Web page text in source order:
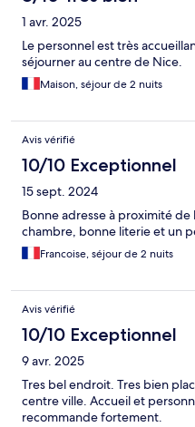
1 avr. 2025
Le personnel est très
séjourner au centre de Nice.
Maison, séjour de 2 nuits
Avis vérifié
10/10 Exceptionnel
15 sept. 2024
Bonne adresse à proximité de
chambre, bonne literie et un
Francoise, séjour de 2 nuits
Avis vérifié
10/10 Exceptionnel
9 avr. 2025
Tres bel endroit. Tres bien
centre ville. Accueil et
recommande fortement.